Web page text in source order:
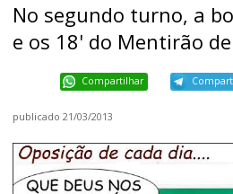
No segundo turno, a
e os 18' do Mentirão
Compartilhar
publicado 21/03/2013